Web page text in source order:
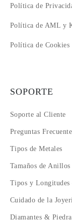
Política de
Política de AML y
Política de Cookies
SOPORTE
Soporte al Cliente
Preguntas
Tipos de Metales
Tamaños de Anillos
Tipos y Longitudes
Cuidado de la
Diamantes &